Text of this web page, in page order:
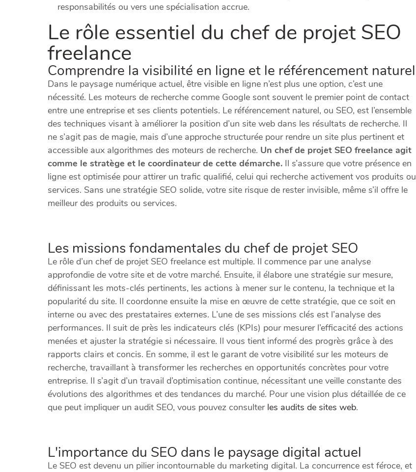
responsabilités ou vers une spécialisation accrue.
Le rôle essentiel du chef de projet SEO
freelance
Comprendre la visibilité en ligne et le référencement naturel
Dans le paysage numérique actuel, être visible en ligne n’est plus une option, c’est une
nécessité. Les moteurs de recherche comme Google sont souvent le premier point de contact
entre une entreprise et ses clients potentiels. Le référencement naturel, ou SEO, est l’ensemble
des techniques visant à améliorer la position d’un site web dans les résultats de recherche. Il
ne s’agit pas de magie, mais d’une approche structurée pour rendre un site plus pertinent et
accessible aux algorithmes des moteurs de recherche. Un chef de projet SEO freelance agit
comme le stratège et le coordinateur de cette démarche. Il s’assure que votre présence en
ligne est optimisée pour attirer un trafic qualifié, celui qui recherche activement vos produits ou
services. Sans une stratégie SEO solide, votre site risque de rester invisible, même s’il offre le
meilleur des produits ou services.
Les missions fondamentales du chef de projet SEO
Le rôle d’un chef de projet SEO freelance est multiple. Il commence par une analyse
approfondie de votre site et de votre marché. Ensuite, il élabore une stratégie sur mesure,
définissant les mots-clés pertinents, les actions à mener sur le contenu, la technique et la
popularité du site. Il coordonne ensuite la mise en œuvre de cette stratégie, que ce soit en
interne ou avec des prestataires externes. L’une de ses missions clés est l’analyse des
performances. Il suit de près les indicateurs clés (KPIs) pour mesurer l’efficacité des actions
menées et ajuster la stratégie si nécessaire. Il vous tient informé des progrès grâce à des
rapports clairs et concis. En somme, il est le garant de votre visibilité sur les moteurs de
recherche, travaillant à transformer les recherches en opportunités concrètes pour votre
entreprise. Il s’agit d’un travail d’optimisation continue, nécessitant une veille constante des
évolutions des algorithmes et des tendances du marché. Pour une vision plus détaillée de ce
que peut impliquer un audit SEO, vous pouvez consulter les audits de sites web.
L'importance du SEO dans le paysage digital actuel
Le SEO est devenu un pilier incontournable du marketing digital. La concurrence est féroce, et